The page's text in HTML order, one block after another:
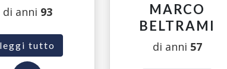
di anni 93
leggi tutto
MARCO
BELTRAMI
di anni 57